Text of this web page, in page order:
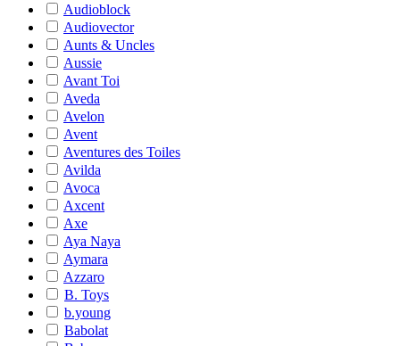
Audioblock
Audiovector
Aunts & Uncles
Aussie
Avant Toi
Aveda
Avelon
Avent
Aventures des Toiles
Avilda
Avoca
Axcent
Axe
Aya Naya
Aymara
Azzaro
B. Toys
b.young
Babolat